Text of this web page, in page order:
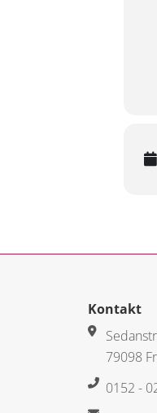
Kontakt
79098
0152 -